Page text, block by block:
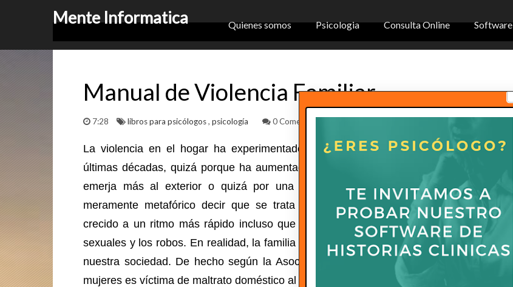
Mente Informatica Quienes somos Psicologia Consulta Online Software
Manual de Violencia Familiar
7:28 libros para psicólogos, psicología 0 Comentarios
La violencia en el hogar ha experimentado un desarrollo espectacular en las dos
últimas décadas, quizá porque ha aumentado de forma notable, quizá porque ahora
emerja más al exterior o quizá por una mezcla de las dos cosas. No es algo
meramente metafórico decir que se trata de un fenómeno epidémico cuando ha
crecido a un ritmo más rápido incluso que los accidentes de carros, las agresiones
sexuales y los robos. En realidad, la familia es el foco de violencia más destacado de
nuestra sociedad. De hecho según la Asociación Médica Americana, el 25% de las
mujeres es víctima de maltrato doméstico al menos una vez en su vida.